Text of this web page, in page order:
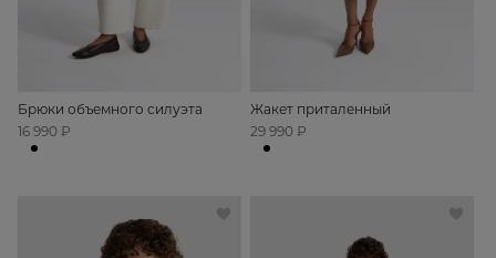
Брюки объемного силуэта
16 990 ₽
Жакет приталенный
29 990 ₽